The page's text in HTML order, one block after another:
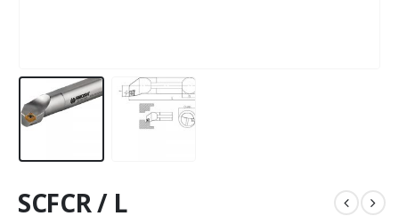
SCFCR / L